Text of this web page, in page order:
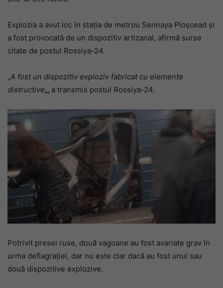
Explozia a avut loc în staţia de metrou Sennaya Ploşcead şi
a fost provocată de un dispozitiv artizanal, afirmă surse
citate de postul Rossiya-24.
„A fost un dispozitiv exploziv fabricat cu elemente
distructive„, a transmis postul Rossiya-24.
Potrivit presei ruse, două vagoane au fost avariate grav în
urma deflagraţiei, dar nu este clar dacă au fost unul sau
două dispozitive explozive.